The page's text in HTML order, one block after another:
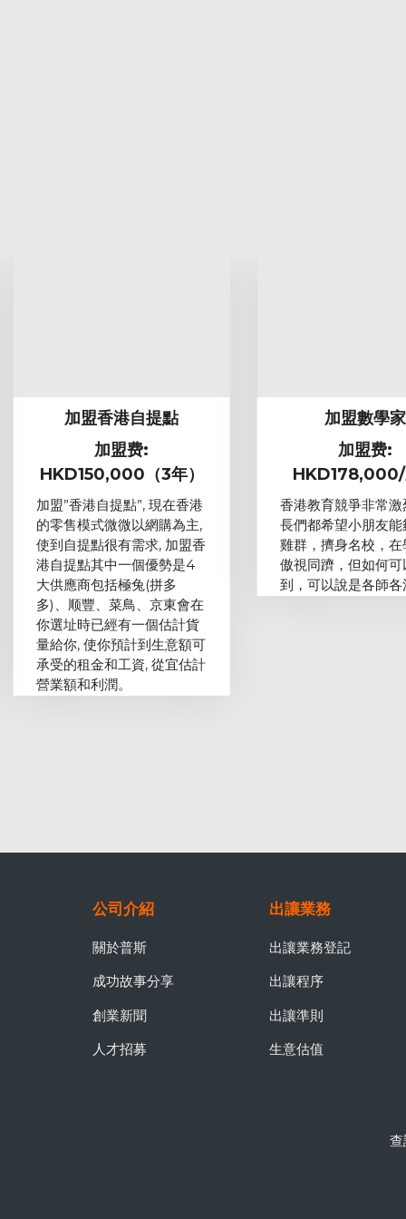
加盟香港自提點
加盟费:
HKD150,000（3年）
加盟”香港自提點”, 現在香港
的零售模式微微以網購為主,
使到自提點很有需求, 加盟香
港自提點其中一個優勢是4
大供應商包括極兔(拼多
多)、顺豐、菜鳥、京東會在
你選址時已經有一個估計貨
量給你, 使你預計到生意額可
承受的租金和工資, 從宜估計
營業額和利潤。
加盟數學家
加盟费:
HKD178,000/
香港教育競爭非常激
長們都希望小朋友能
雞群，擠身名校，在
傲視同躋，但如何可
到，可以說是各師各
公司介紹
關於普斯
成功故事分享
創業新聞
人才招募
出讓業務
出讓業務登記
出讓程序
出讓準則
生意估值